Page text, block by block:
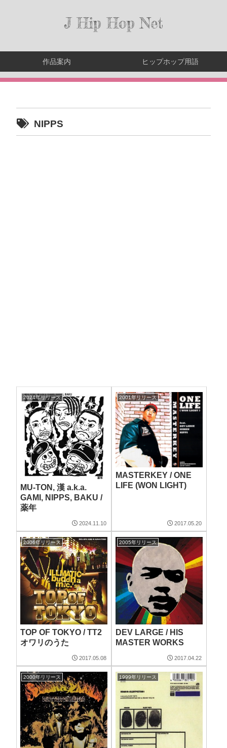
J Hip Hop Net
作品案内 ヒップホップ用語
NIPPS
2024年リリース
MU-TON, 漢 a.k.a.
GAMI, NIPPS, BAKU /
薬年
2024.11.10
2001年リリース
MASTERKEY / ONE
LIFE (WON LIGHT)
2017.05.20
2006年リリース
TOP OF TOKYO / TT2
オワリのうた
2017.05.08
2005年リリース
DEV LARGE / HIS
MASTER WORKS
2017.04.22
2000年リリース 1999年リリース